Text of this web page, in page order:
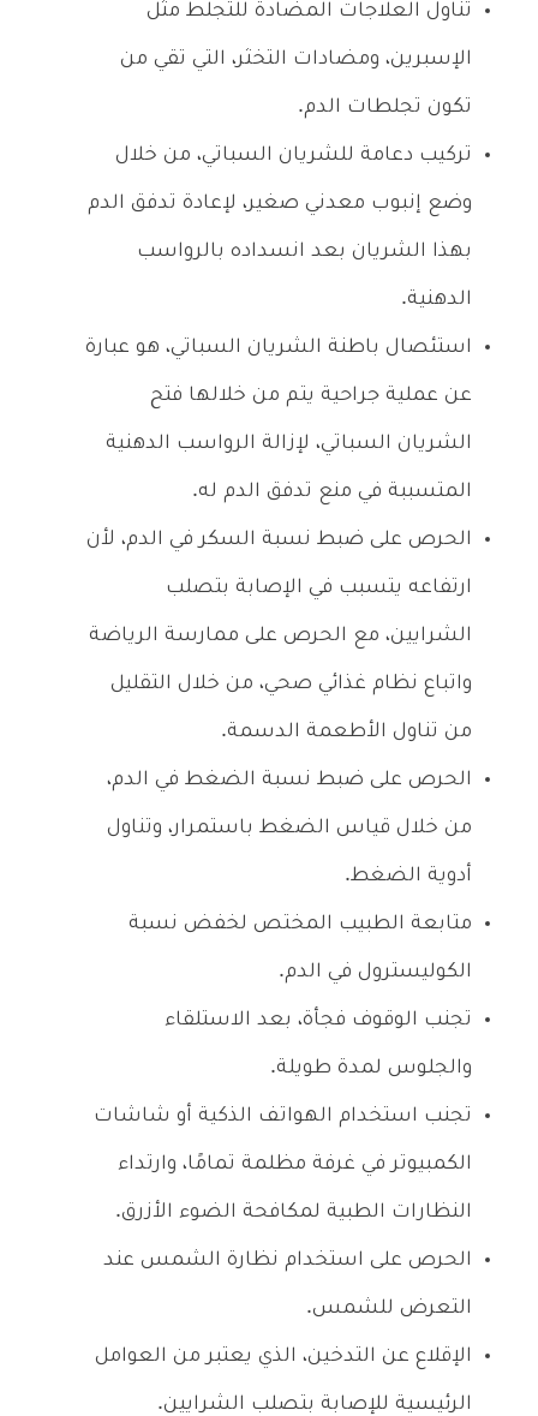
تناول العلاجات المضادة للتجلط مثل
الإسبرين، ومضادات التخثر، التي تقي من
تكون تجلطات الدم.
تركيب دعامة للشريان السباتي، من خلال
وضع إنبوب معدني صغير، لإعادة تدفق الدم
بهذا الشريان بعد انسداده بالرواسب
الدهنية.
استئصال باطنة الشريان السباتي، هو عبارة
عن عملية جراحية يتم من خلالها فتح
الشريان السباتي، لإزالة الرواسب الدهنية
المتسببة في منع تدفق الدم له.
الحرص على ضبط نسبة السكر في الدم، لأن
ارتفاعه يتسبب في الإصابة بتصلب
الشرايين، مع الحرص على ممارسة الرياضة
واتباع نظام غذائي صحي، من خلال التقليل
من تناول الأطعمة الدسمة.
الحرص على ضبط نسبة الضغط في الدم،
من خلال قياس الضغط باستمرار، وتناول
أدوية الضغط.
متابعة الطبيب المختص لخفض نسبة
الكوليسترول في الدم.
تجنب الوقوف فجأة، بعد الاستلقاء
والجلوس لمدة طويلة.
تجنب استخدام الهواتف الذكية أو شاشات
الكمبيوتر في غرفة مظلمة تمامًا، وارتداء
النظارات الطبية لمكافحة الضوء الأزرق.
الحرص على استخدام نظارة الشمس عند
التعرض للشمس.
الإقلاع عن التدخين، الذي يعتبر من العوامل
الرئيسية للإصابة بتصلب الشرايين.